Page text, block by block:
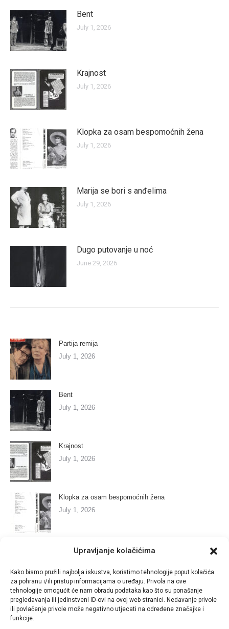
Upravljanje kolačićima
Kako bismo pružili najbolja iskustva, koristimo tehnologije poput kolačića
za pohranu i/ili pristup informacijama o uređaju. Privola na ove
tehnologije omogućit će nam obradu podataka kao što su ponašanje
pregledavanja ili jedinstveni ID-ovi na ovoj web stranici. Nedavanje privole
ili povlačenje privole može negativno utjecati na određene značajke i
funkcije.
Bent
July 1, 2026
Krajnost
July 1, 2026
Klopka za osam bespomoćnih žena
July 1, 2026
Marija se bori s anđelima
July 1, 2026
Dugo putovanje u noć
June 29, 2026
Partija remija
July 1, 2026
Bent
July 1, 2026
Krajnost
July 1, 2026
Klopka za osam bespomoćnih žena
July 1, 2026
Marija se bori s anđelima
Dugo putovanje u noć
June 29, 2026